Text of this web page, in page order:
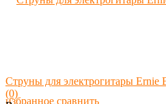
избранное сравнить
Струны для электрогитары Ernie
(0)